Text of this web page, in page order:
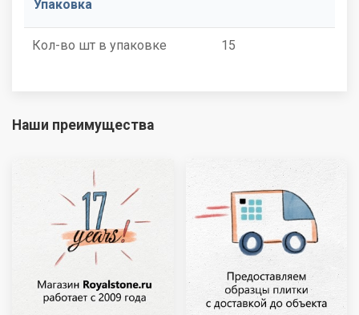
Упаковка
Кол-во шт в упаковке 15
Наши преимущества